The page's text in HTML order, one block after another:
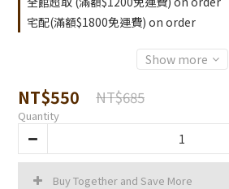
宅配(滿額$1800免運費) on order
Show more
NT$550 NT$685
Quantity
Buy Together and Save More